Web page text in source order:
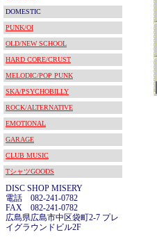
DOMESTIC
PUNK/OI
OLD/NEW SCHOOL
HARD CORE/CRUST
MELODIC/POP PUNK
SKA/PSYCHOBILLY
ROCK/ALTERNATIVE
EMOTIONAL
GARAGE
CLUB MUSIC
TシャツGOODS
DISC SHOP MISERY
電話 082-241-0782
FAX 082-241-0782
広島県広島市中区袋町2-7 プレ
イグラウンドビル2F